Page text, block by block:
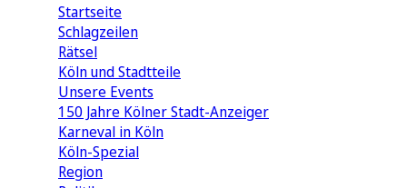
Startseite
Schlagzeilen
Rätsel
Köln und Stadtteile
Unsere Events
150 Jahre Kölner Stadt-Anzeiger
Karneval in Köln
Köln-Spezial
Region